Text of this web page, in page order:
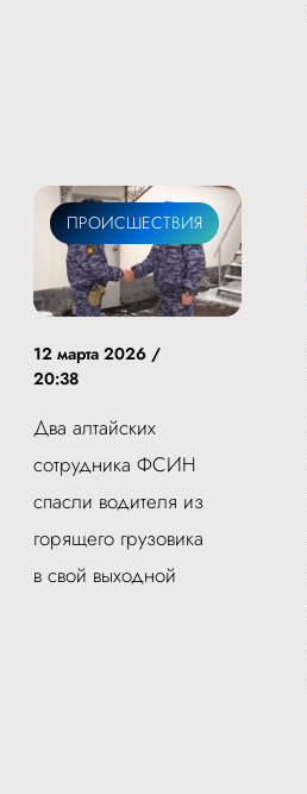
ПРОИСШЕСТВИЯ
12 марта 2026 /
20:38
Два алтайских
сотрудника ФСИН
спасли водителя из
горящего грузовика
в свой выходной